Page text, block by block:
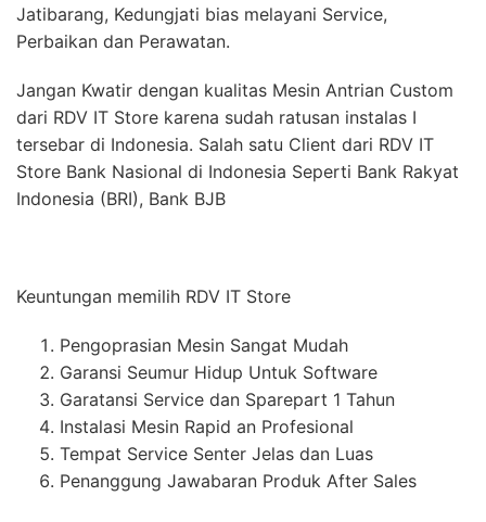
Jatibarang, Kedungjati bias melayani Service,
Perbaikan dan Perawatan.
Jangan Kwatir dengan kualitas Mesin Antrian Custom
dari RDV IT Store karena sudah ratusan instalas I
tersebar di Indonesia. Salah satu Client dari RDV IT
Store Bank Nasional di Indonesia Seperti Bank Rakyat
Indonesia (BRI), Bank BJB
Keuntungan memilih RDV IT Store
Pengoprasian Mesin Sangat Mudah
Garansi Seumur Hidup Untuk Software
Garatansi Service dan Sparepart 1 Tahun
Instalasi Mesin Rapid an Profesional
Tempat Service Senter Jelas dan Luas
Penanggung Jawabaran Produk After Sales